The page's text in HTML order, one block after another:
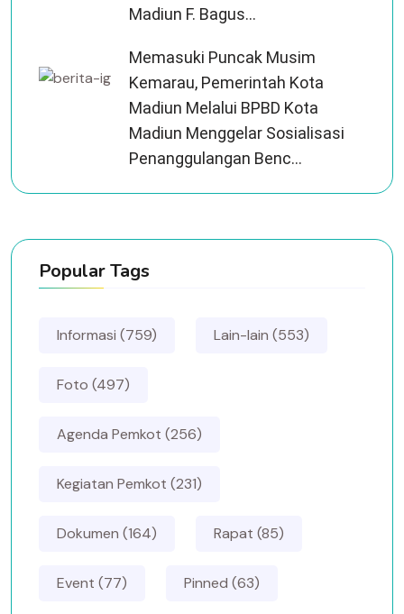
Madiun F. Bagus...
Memasuki Puncak Musim
Kemarau, Pemerintah Kota
Madiun Melalui BPBD Kota
Madiun Menggelar Sosialisasi
Penanggulangan Benc...
Popular Tags
Informasi (759) Lain-lain (553)
Foto (497)
Agenda Pemkot (256)
Kegiatan Pemkot (231)
Dokumen (164) Rapat (85)
Event (77) Pinned (63)